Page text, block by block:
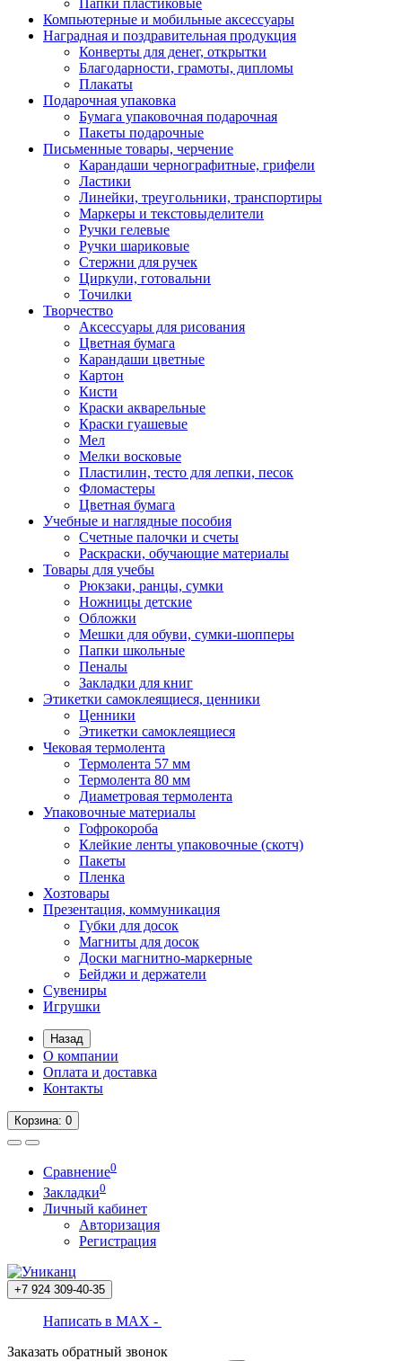
Папки пластиковые
Компьютерные и мобильные аксессуары
Наградная и поздравительная продукция
Конверты для денег, открытки
Благодарности, грамоты, дипломы
Плакаты
Подарочная упаковка
Бумага упаковочная подарочная
Пакеты подарочные
Письменные товары, черчение
Карандаши чернографитные, грифели
Ластики
Линейки, треугольники, транспортиры
Маркеры и текстовыделители
Ручки гелевые
Ручки шариковые
Стержни для ручек
Циркули, готовальни
Точилки
Творчество
Аксессуары для рисования
Цветная бумага
Карандаши цветные
Картон
Кисти
Краски акварельные
Краски гуашевые
Мел
Мелки восковые
Пластилин, тесто для лепки, песок
Фломастеры
Цветная бумага
Учебные и наглядные пособия
Счетные палочки и счеты
Раскраски, обучающие материалы
Товары для учебы
Рюкзаки, ранцы, сумки
Ножницы детские
Обложки
Мешки для обуви, сумки-шопперы
Папки школьные
Пеналы
Закладки для книг
Этикетки самоклеящиеся, ценники
Ценники
Этикетки самоклеящиеся
Чековая термолента
Термолента 57 мм
Термолента 80 мм
Диаметровая термолента
Упаковочные материалы
Гофрокороба
Клейкие ленты упаковочные (скотч)
Пакеты
Пленка
Хозтовары
Презентация, коммуникация
Губки для досок
Магниты для досок
Доски магнитно-маркерные
Бейджи и держатели
Сувениры
Игрушки
Назад
О компании
Оплата и доставка
Контакты
Корзина: 0
Сравнение0
Закладки0
Личный кабинет
Авторизация
Регистрация
+7 924 309-40-35
Написать в MAX -
Заказать обратный звонок